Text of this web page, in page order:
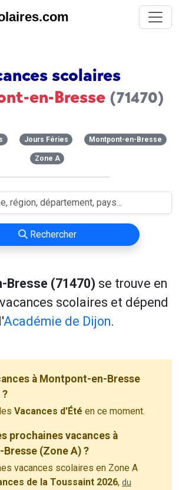
scolaires
en-Bresse (71470)
Jours Féries Montpont-en-Bresse
Zone A
Rechercher
Bresse (71470) se trouve en
scolaires et dépend
Académie de Dijon.
à Montpont-en-Bresse
Vacances d'Été en ce moment.
prochaines vacances à
(Zone A) ?
vacances scolaires en Zone A
de la Toussaint 2026, du